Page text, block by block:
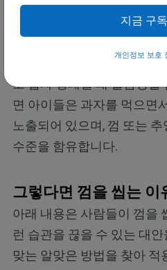
이산화티타늄은 종종 추잉
자가 면역 질환, 천식 및 크
노 입자 형태일 때 발암성을
면 아이들은 과자를 먹으면
노출되어 있으며, 껌 또는
수준을 함유합니다.
그렇다면 껌을 씹는 이
아래 내용은 사람들이 껌을
런 습관을 끊을 수 있는 대
맞는 알맞은 방법을 찾아 적
지금 구
개인정보 보호